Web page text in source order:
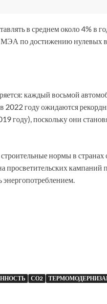
в среднем около 4% в
МЭА по достижению
каждый восьмой
в 2022 году ожидаются
году), поскольку они
нормы в странах
просветительских кампаний
СО2